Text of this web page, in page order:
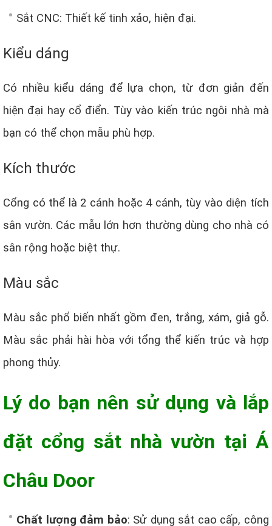
Sắt CNC: Thiết kế tinh xảo, hiện đại.
Kiểu dáng
Có nhiều kiểu dáng để lựa chọn, từ đơn giản đến
hiện đại hay cổ điển. Tùy vào kiến trúc ngôi nhà mà
bạn có thể chọn mẫu phù hợp.
Kích thước
Cổng có thể là 2 cánh hoặc 4 cánh, tùy vào diện tích
sân vườn. Các mẫu lớn hơn thường dùng cho nhà có
sân rộng hoặc biệt thự.
Màu sắc
Màu sắc phổ biến nhất gồm đen, trắng, xám, giả gỗ.
Màu sắc phải hài hòa với tổng thể kiến trúc và hợp
phong thủy.
Lý do bạn nên sử dụng và lắp
đặt cổng sắt nhà vườn tại Á
Châu Door
Chất lượng đảm bảo: Sử dụng sắt cao cấp, công